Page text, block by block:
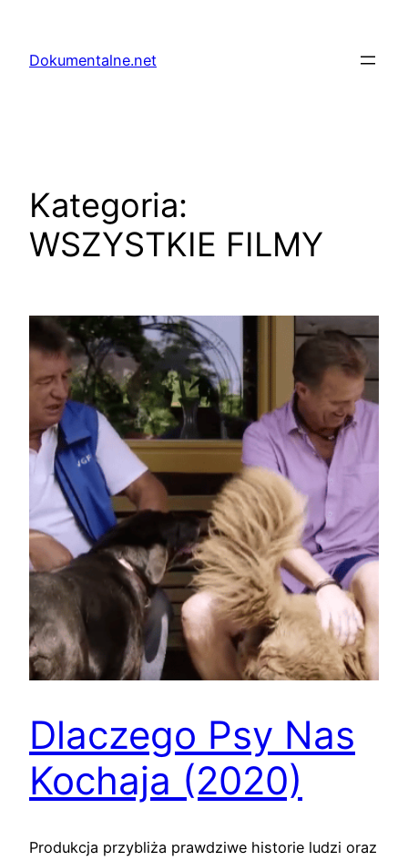
treściDokumentalne.net
Kategoria:
WSZYSTKIE FILMY
Dlaczego Psy Nas
Kochaja (2020)
Produkcja przybliża prawdziwe historie ludzi oraz